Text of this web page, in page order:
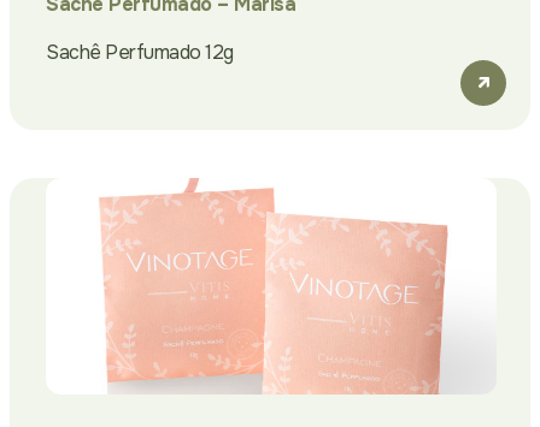
Sachê Perfumado 12g